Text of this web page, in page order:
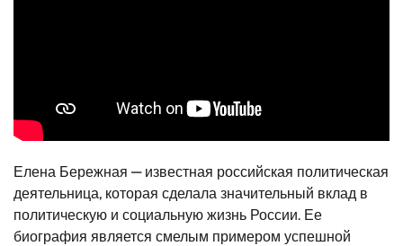
Елена Бережная — известная российская политическая
деятельница, которая сделала значительный вклад в
политическую и социальную жизнь России. Ее
биография является смелым примером успешной